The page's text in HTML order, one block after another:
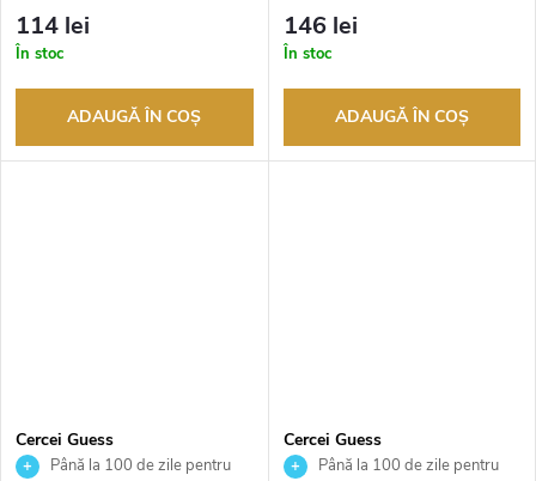
returnarea bunurilor. Vânzător
autorizat
114 lei
În stoc
ADAUGĂ ÎN COŞ
returnarea bunurilor. Vânzător
autorizat
146 lei
În stoc
ADAUGĂ ÎN COŞ
Cercei Guess
JUBE05466JWYGT
Până la 100 de zile pentru
Cercei Guess
JUBE05465JWYGT
Până la 100 de zile pentru